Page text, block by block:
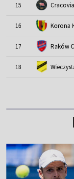
15 Cracovia
16 Korona
17 Raków
18